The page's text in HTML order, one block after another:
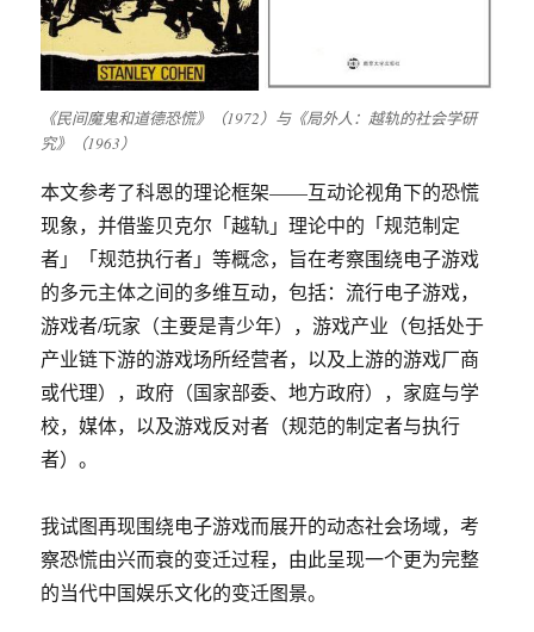
《民间魔鬼和道德恐慌》（1972）与《局外人：越轨的社会学研
究》（1963）
本文参考了科恩的理论框架——互动论视角下的恐慌
现象，并借鉴贝克尔「越轨」理论中的「规范制定
者」「规范执行者」等概念，旨在考察围绕电子游戏
的多元主体之间的多维互动，包括：流行电子游戏，
游戏者/玩家（主要是青少年），游戏产业（包括处于
产业链下游的游戏场所经营者，以及上游的游戏厂商
或代理），政府（国家部委、地方政府），家庭与学
校，媒体，以及游戏反对者（规范的制定者与执行
者）。
我试图再现围绕电子游戏而展开的动态社会场域，考
察恐慌由兴而衰的变迁过程，由此呈现一个更为完整
的当代中国娱乐文化的变迁图景。